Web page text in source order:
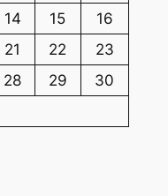
14 15
16
21 22
23
28 29
30